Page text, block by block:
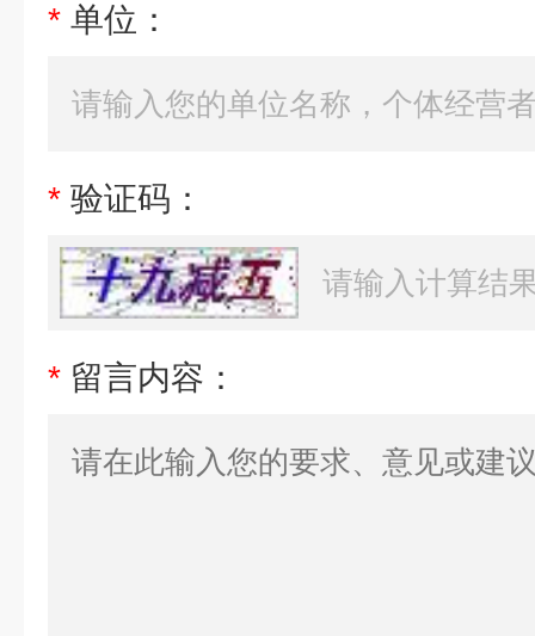
* 单位：
* 验证码：
* 留言内容：